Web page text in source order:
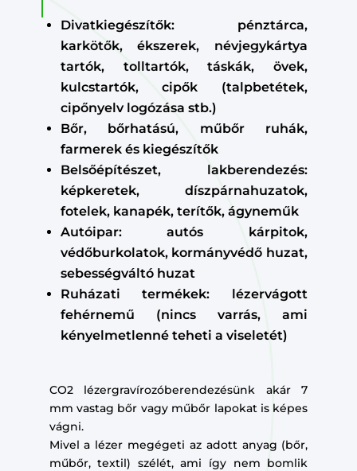
Divatkiegészítők: pénztárca,
karkötők, ékszerek, névjegykártya
tartók, tolltartók, táskák, övek,
kulcstartók, cipők (talpbetétek,
cipőnyelv logózása stb.)
Bőr, bőrhatású, műbőr ruhák,
farmerek és kiegészítők
Belsőépítészet, lakberendezés:
képkeretek, díszpárnahuzatok,
fotelek, kanapék, terítők, ágyneműk
Autóipar: autós kárpitok,
védőburkolatok, kormányvédő huzat,
sebességváltó huzat
Ruházati termékek: lézervágott
fehérnemű (nincs varrás, ami
kényelmetlenné teheti a viseletét)
CO2 lézergravírozóberendezésünk akár 7
mm vastag bőr vagy műbőr lapokat is képes
vágni.
Mivel a lézer megégeti az adott anyag (bőr,
műbőr, textil) szélét, ami így nem bomlik